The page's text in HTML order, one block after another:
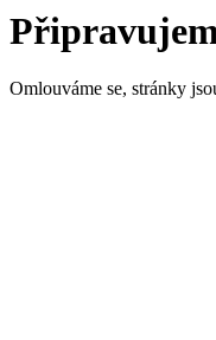
Omlouváme se, stránky